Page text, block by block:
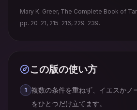
Mary K. Greer, The Complete Book of
pp. 20–21, 215–216, 229–239.
この版の使い方
1
複数の条件を重ねず、イエスかノ
をひとつだけ立てます。